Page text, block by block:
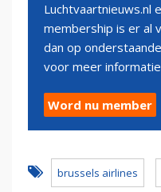
Luchtvaartnieuws.nl
membership is er al
dan op
voor meer
Word nu member
brussels airlines